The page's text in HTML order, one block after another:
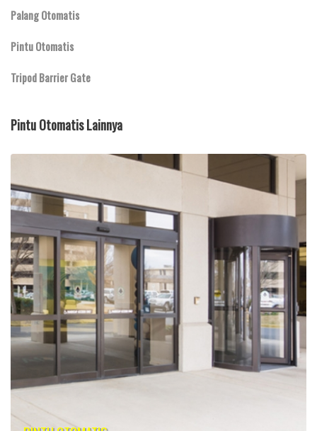
Palang Otomatis
Pintu Otomatis
Tripod Barrier Gate
Pintu Otomatis Lainnya